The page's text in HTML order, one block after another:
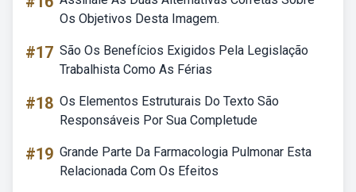
Os Objetivos Desta Imagem.
#17 São Os Benefícios Exigidos Pela Legislação
Trabalhista Como As Férias
#18 Os Elementos Estruturais Do Texto São
Responsáveis Por Sua Completude
#19 Grande Parte Da Farmacologia Pulmonar Esta
Relacionada Com Os Efeitos